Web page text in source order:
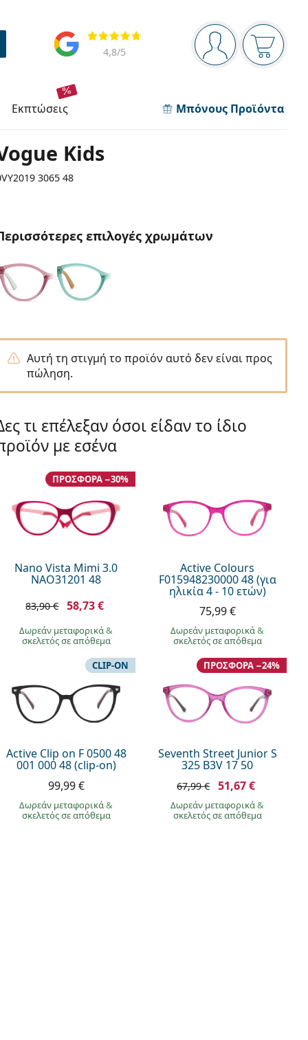
Πίνακας πλοήγησης
Είστε
Το
Αξιολογήσεις
4,8/5
εκπτώσεις Μπόνους Προϊόντα
Kids
3065 48
επιλογές χρωμάτων
Αυτή τη στιγμή το προϊόν αυτό δεν είναι προς
πώληση.
τι επέλεξαν όσοι είδαν το ίδιο
με εσένα
Nano Vista Mimi 3.0
NAO31201 48
ΠΡΟΣΦΟΡΆ −30%
83,90 € 58,73 €
Δωρεάν μεταφορικά&
σκελετός σε απόθεμα
Active Colours
F015948230000 48 (για
ηλικία 4 - 10 ετών)
75,99 €
Δωρεάν μεταφορικά&
σκελετός σε απόθεμα
Active Clip on F 0500 48
001 000 48 (clip-on)
CLIP-ON
99,99 €
Δωρεάν μεταφορικά&
σκελετός σε απόθεμα
Seventh Street Junior S
325 B3V 17 50
ΠΡΟΣΦΟΡΆ −24%
67,99 € 51,67 €
Δωρεάν μεταφορικά&
σκελετός σε απόθεμα